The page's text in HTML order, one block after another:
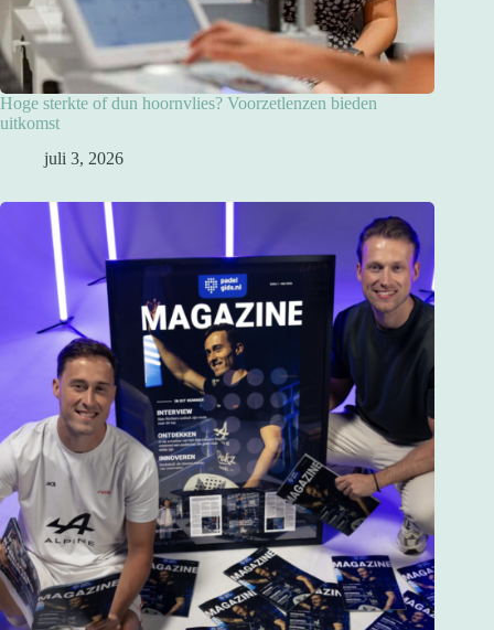
Hoge sterkte of dun hoornvlies? Voorzetlenzen bieden
uitkomst
juli 3, 2026